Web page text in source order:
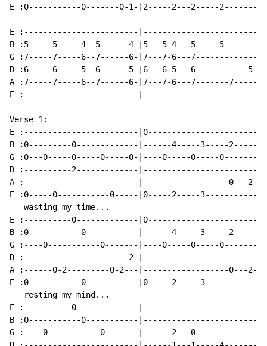
E :0-----------0-------0-1-|2-----2---2-----2-------|
E :------------------------|------------------------|
B :5-----5-----4--5------4-|5---5-4---5-----5-------|
G :7-----7-----6--7------6-|7---7-6---7-------------|
D :6-----6-----5--6------5-|6---6-5---6-----------5-|
A :7-----7-----6--7------6-|7---7-6---7-------7-----|
E :------------------------|------------------------|
Verse 1:
E :------------------------|0-----------------------|
B :0---------0-------------|------4-----3-----2-----|
G :0---0-----0-----0-----0-|----0-----0-----0-------|
D :----------2-------------|------------------------|
A :------------------------|------------------0---2-|
E :0-----0-----------0-----|0-----2-----3-----------|
   wasting my time...
E :----------0-------------|0-----------------------|
B :0-----------0-----------|------4-----3-----2-----|
G :----0-----------0-------|----0-----0-----0-------|
D :----------------------2-|------------------------|
A :------0-2---------0-2---|------------------0---2-|
E :0-----------0-----------|0-----2-----3-----------|
   resting my mind...
E :----------0-------------|------------------------|
B :0-----------0-----------|------------------------|
G :----0-----------0-------|------2---0-------------|